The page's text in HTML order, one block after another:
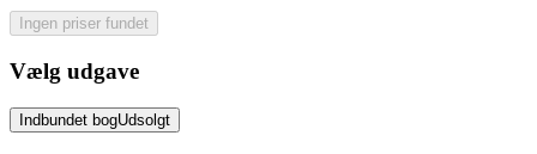
Ingen priser fundet
Vælg udgave
Indbundet bogUdsolgt